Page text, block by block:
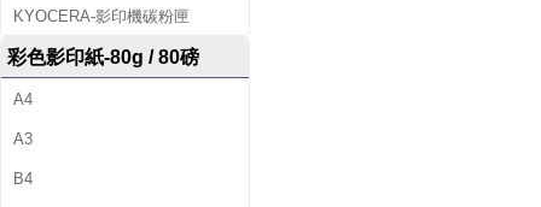
KYOCERA-影印機碳粉匣
彩色影印紙-80g / 80磅
A4
A3
B4